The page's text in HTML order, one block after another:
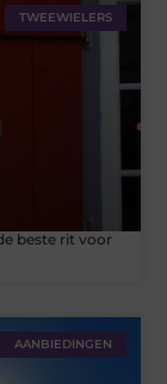
TWEEWIELERS
beste rit voor
AANBIEDINGEN